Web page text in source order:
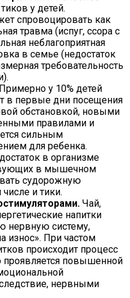
у детей.
спровоцировать как
травма (испуг, ссора с
неблагоприятная
в семье (недостаток
требовательность
Примерно у 10% детей
в первые дни посещения
обстановкой, новыми
правилами и
сильным
для ребенка.
в организме
в мышечном
судорожную
и тики.
Чай,
напитки
нервную систему,
износ». При частом
происходит процесс
проявляется повышенной
нервными